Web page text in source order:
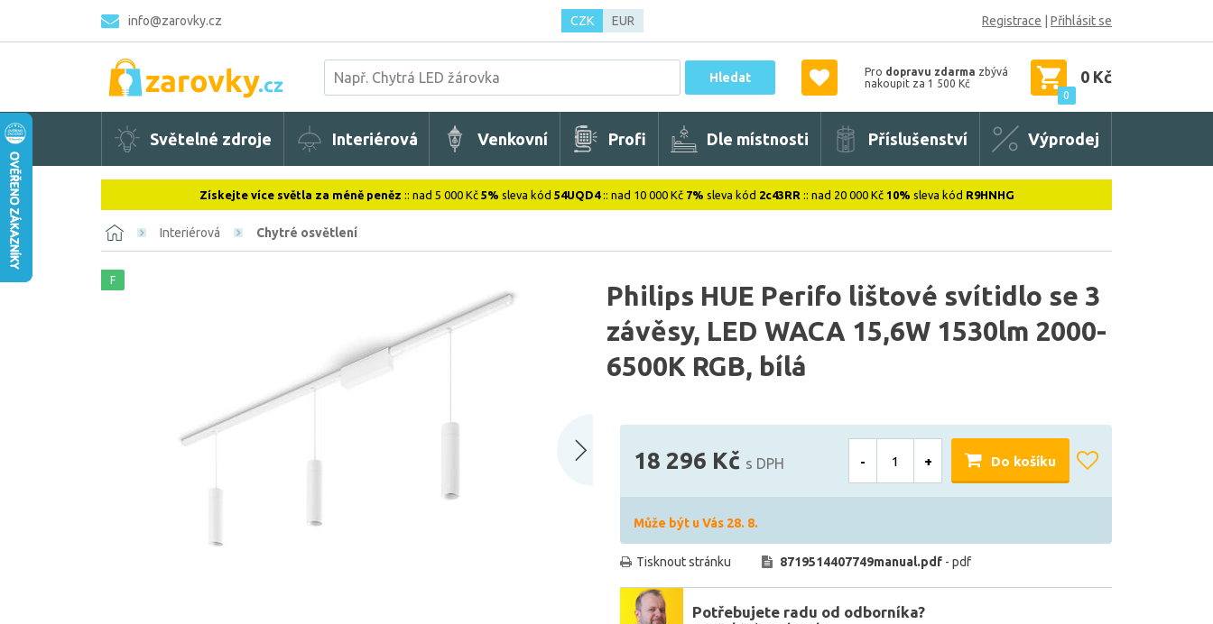
info@zarovky.cz CZK EUR Registrace Přihlásit se
Hledat Pro dopravu zdarma zbývá
nakoupit za 1 500 Kč
0
0 Kč
Světelné zdroje Interiérová Venkovní Profi Dle místnosti Příslušenství Výprodej
Získejte více světla za méně peněz :: nad 5 000 Kč 5% sleva kód 54UQD4:: nad 10 000 Kč 7% sleva kód 2c43RR :: nad 20 000 Kč 10% sleva kód R9HNHG
Interiérová Chytré osvětlení
Philips HUE Perifo lištové svítidlo se 3
závěsy, LED WACA 15,6W 1530lm 2000-
6500K RGB, bílá
F
18 296 Kč s DPH - + Do košíku
Může být u Vás 28. 8.
Tisknout stránku 8719514407749manual.pdf - pdf
Potřebujete radu od odborníka?